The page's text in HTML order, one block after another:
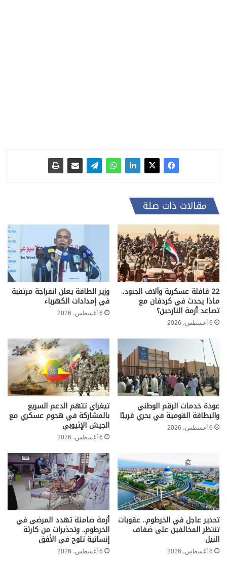
مقالات ذات صلة
22 قافلة عسكرية وآلاف الجنود..
ماذا يحدث في كردفان مع
تصاعد أزمة النازحين؟
6 أغسطس، 2026
وزير الطاقة يعلن انفراجة مرتقبة
في إمدادات الكهرباء
6 أغسطس، 2026
عودة خدمات الرقم الوطني
والبطاقة القومية في بحري قريبًا
6 أغسطس، 2026
تيغراي تتهم الدعم السريع
بالمشاركة في هجوم عسكري مع
الجيش الإثيوبي
6 أغسطس، 2026
تحذير عاجل في الخرطوم.. عقوبات
تنتظر المخالفين على ضفاف
النيل
6 أغسطس، 2026
أزمة صامتة تهدد المرضى في
الخرطوم.. وتحذيرات من كارثة
إنسانية تلوح في الأفق
6 أغسطس، 2026